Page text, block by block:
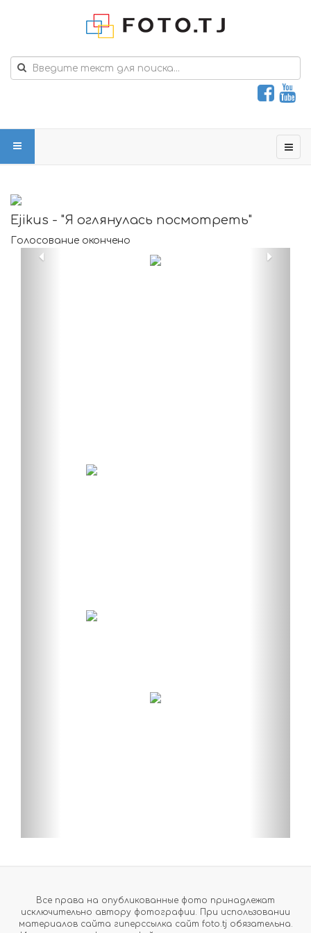
Ejikus - "Я оглянулась посмотреть"
Голосование окончено
Все права на опубликованные фото принадлежат
исключительно автору фотографии. При использовании
материалов сайта гиперссылка сайт foto.tj обязательна.